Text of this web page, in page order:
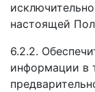
настоящей
6.2.2.
информации в